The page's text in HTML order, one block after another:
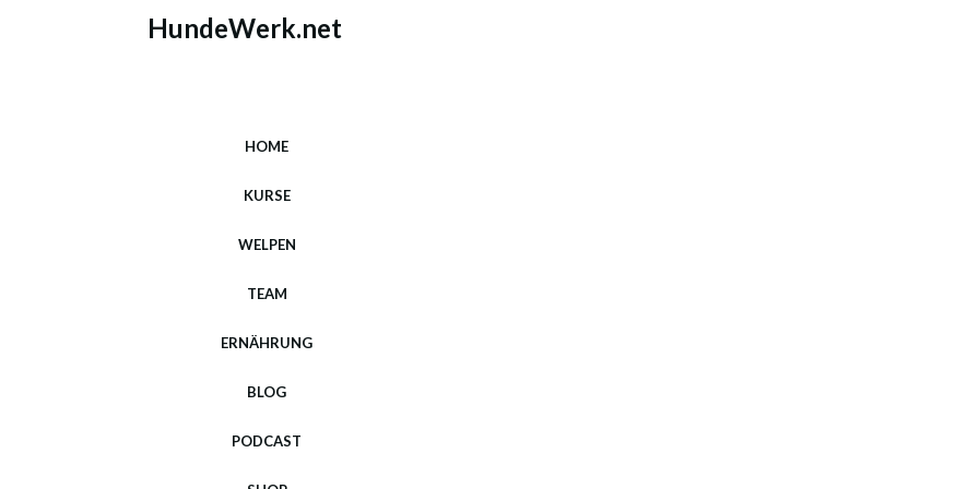
HundeWerk.net
HOME
KURSE
WELPEN
TEAM
ERNÄHRUNG
BLOG
PODCAST